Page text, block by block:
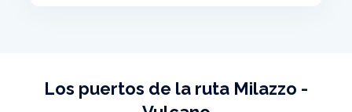
Los puertos de la ruta Milazzo -